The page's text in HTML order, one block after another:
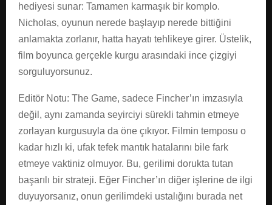
hediyesi sunar: Tamamen karmaşık bir komplo.
Nicholas, oyunun nerede başlayıp nerede bittiğini
anlamakta zorlanır, hatta hayatı tehlikeye girer. Üstelik,
film boyunca gerçekle kurgu arasındaki ince çizgiyi
sorguluyorsunuz.
Editör Notu: The Game, sadece Fincher’ın imzasıyla
değil, aynı zamanda seyirciyi sürekli tahmin etmeye
zorlayan kurgusuyla da öne çıkıyor. Filmin temposu o
kadar hızlı ki, ufak tefek mantık hatalarını bile fark
etmeye vaktiniz olmuyor. Bu, gerilimi dorukta tutan
başarılı bir strateji. Eğer Fincher’ın diğer işlerine de ilgi
duyuyorsanız, onun gerilimdeki ustalığını burada net